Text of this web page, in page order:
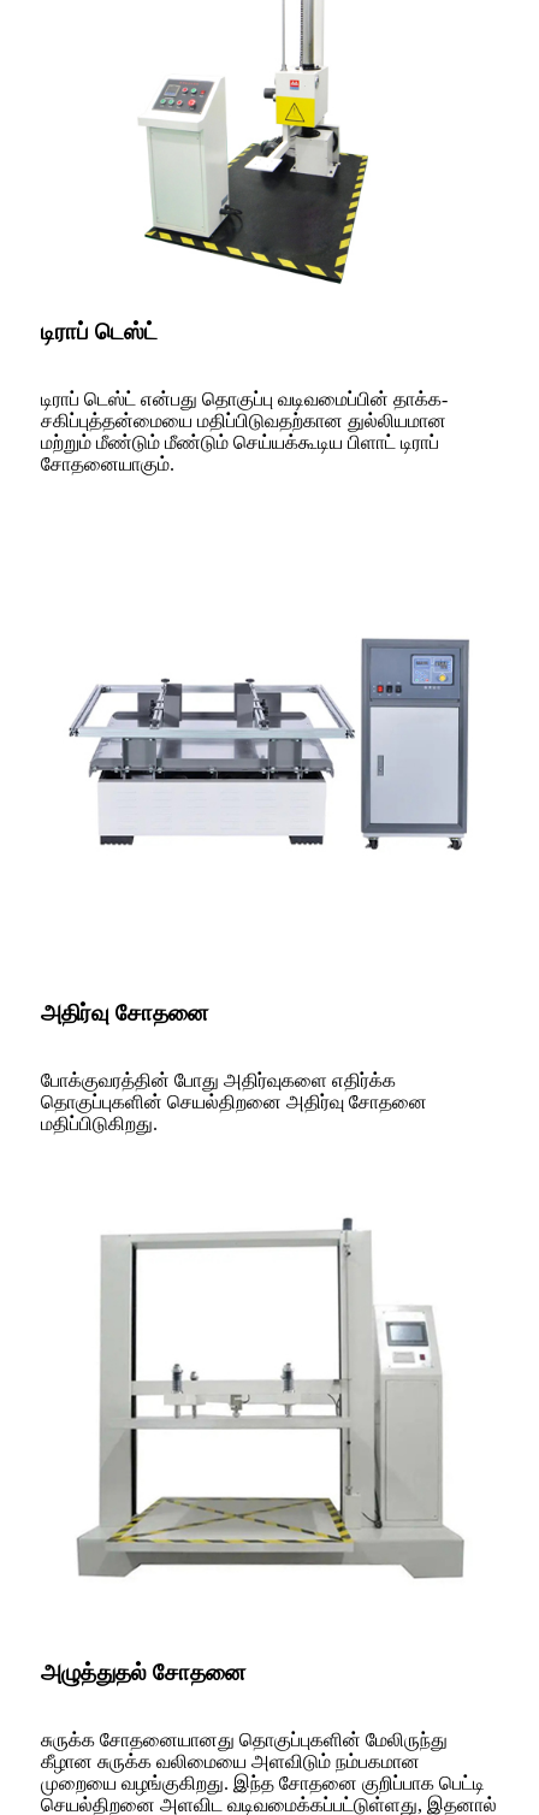
டிராப் டெஸ்ட்
டிராப் டெஸ்ட் என்பது தொகுப்பு வடிவமைப்பின் தாக்க-
சகிப்புத்தன்மையை மதிப்பிடுவதற்கான துல்லியமான
மற்றும் மீண்டும் மீண்டும் செய்யக்கூடிய பிளாட் டிராப்
சோதனையாகும்.
அதிர்வு சோதனை
போக்குவரத்தின் போது அதிர்வுகளை எதிர்க்க
தொகுப்புகளின் செயல்திறனை அதிர்வு சோதனை
மதிப்பிடுகிறது.
அழுத்துதல் சோதனை
சுருக்க சோதனையானது தொகுப்புகளின் மேலிருந்து
கீழான சுருக்க வலிமையை அளவிடும் நம்பகமான
முறையை வழங்குகிறது. இந்த சோதனை குறிப்பாக பெட்டி
செயல்திறனை அளவிட வடிவமைக்கப்பட்டுள்ளது, இதனால்